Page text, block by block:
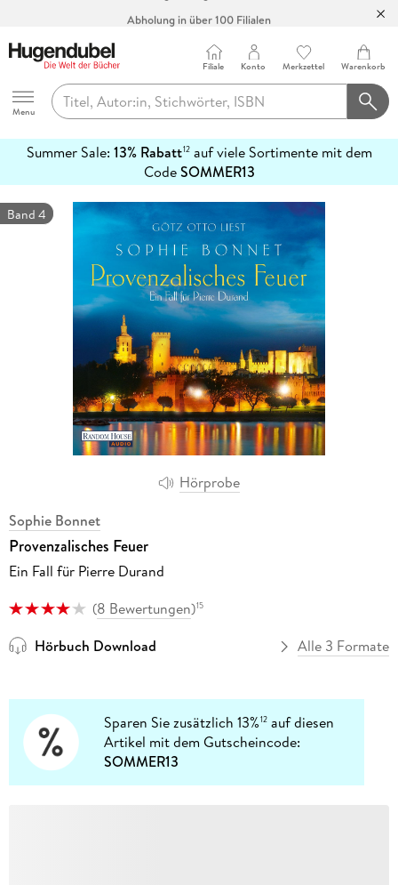
Abholung in über 100 Filialen
Hugendubel
Menu
Filiale Konto Merkzettel Warenkorb
Summer Sale: 13% Rabatt12auf viele Sortimente mit dem
CodeSOMMER13
erfahren
Hörprobe
Band 4
Sophie Bonnet
Provenzalisches Feuer
Ein Fall für Pierre Durand
(8 Bewertungen)15
Hörbuch Download Alle 3 Formate
Sparen Sie zusätzlich 13%12 auf diesen
Artikel mit dem Gutscheincode:
SOMMER13